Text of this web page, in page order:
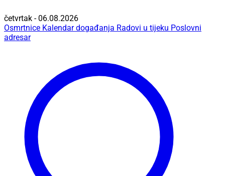
četvrtak - 06.08.2026
Osmrtnice Kalendar događanja Radovi u tijeku Poslovni
adresar